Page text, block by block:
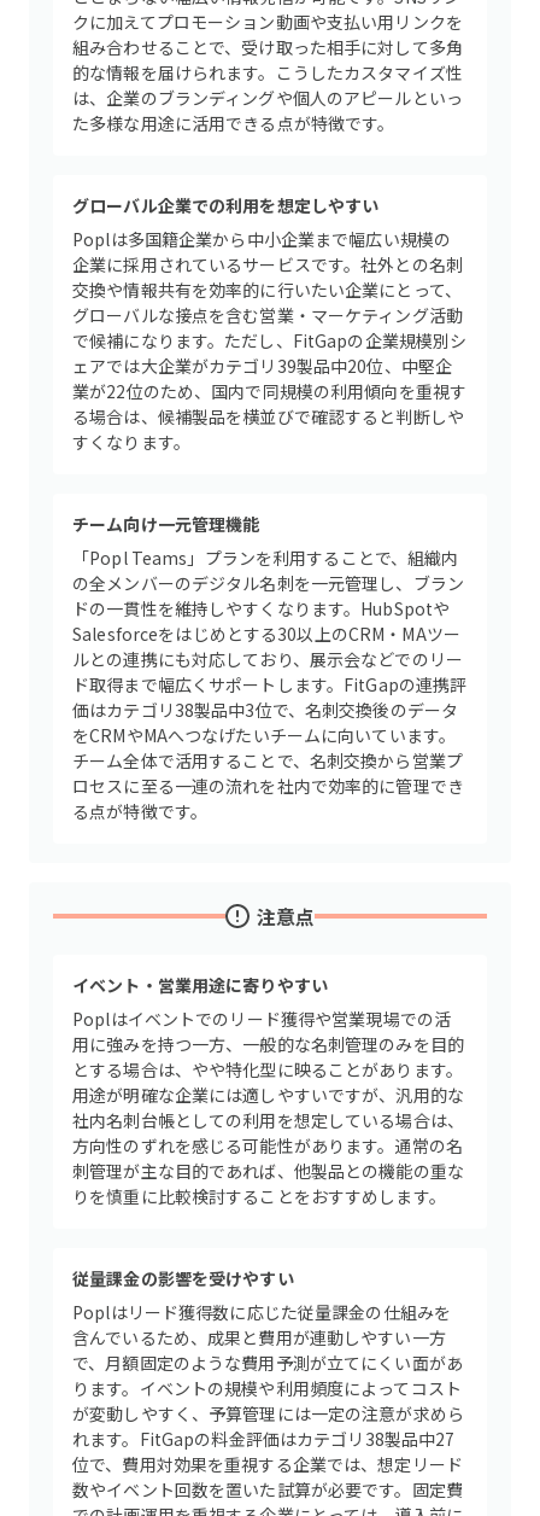
クに加えてプロモーション動画や支払い用リンクを
組み合わせることで、受け取った相手に対して多角
的な情報を届けられます。こうしたカスタマイズ性
は、企業のブランディングや個人のアピールといっ
た多様な用途に活用できる点が特徴です。
グローバル企業での利用を想定しやすい
Poplは多国籍企業から中小企業まで幅広い規模の
企業に採用されているサービスです。社外との名刺
交換や情報共有を効率的に行いたい企業にとって、
グローバルな接点を含む営業・マーケティング活動
で候補になります。ただし、FitGapの企業規模別シ
ェアでは大企業がカテゴリ39製品中20位、中堅企
業が22位のため、国内で同規模の利用傾向を重視す
る場合は、候補製品を横並びで確認すると判断しや
すくなります。
チーム向け一元管理機能
「Popl Teams」プランを利用することで、組織内
の全メンバーのデジタル名刺を一元管理し、ブラン
ドの一貫性を維持しやすくなります。HubSpotや
Salesforceをはじめとする30以上のCRM・MAツー
ルとの連携にも対応しており、展示会などでのリー
ド取得まで幅広くサポートします。FitGapの連携評
価はカテゴリ38製品中3位で、名刺交換後のデータ
をCRMやMAへつなげたいチームに向いています。
チーム全体で活用することで、名刺交換から営業プ
ロセスに至る一連の流れを社内で効率的に管理でき
る点が特徴です。
注意点
イベント・営業用途に寄りやすい
Poplはイベントでのリード獲得や営業現場での活
用に強みを持つ一方、一般的な名刺管理のみを目的
とする場合は、やや特化型に映ることがあります。
用途が明確な企業には適しやすいですが、汎用的な
社内名刺台帳としての利用を想定している場合は、
方向性のずれを感じる可能性があります。通常の名
刺管理が主な目的であれば、他製品との機能の重な
りを慎重に比較検討することをおすすめします。
従量課金の影響を受けやすい
Poplはリード獲得数に応じた従量課金の仕組みを
含んでいるため、成果と費用が連動しやすい一方
で、月額固定のような費用予測が立てにくい面があ
ります。イベントの規模や利用頻度によってコスト
が変動しやすく、予算管理には一定の注意が求めら
れます。FitGapの料金評価はカテゴリ38製品中27
位で、費用対効果を重視する企業では、想定リード
数やイベント回数を置いた試算が必要です。固定費